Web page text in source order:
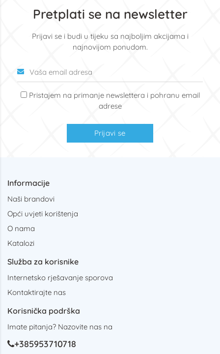
Pretplati se na newsletter
Prijavi se i budi u tijeku sa najboljim akcijama i
najnovijom ponudom.
Pristajem na primanje newslettera i pohranu email
adrese
Prijavi se
Informacije
Naši brandovi
Opći uvjeti korištenja
O nama
Katalozi
Služba za korisnike
Internetsko rješavanje sporova
Kontaktirajte nas
Korisnička podrška
Imate pitanja? Nazovite nas na
+385953710718